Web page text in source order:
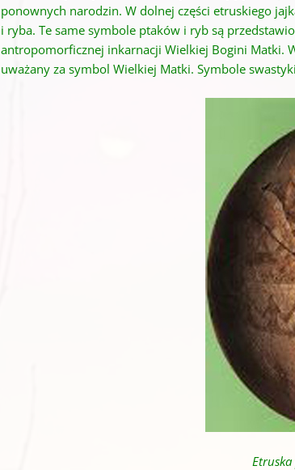
ponownych narodzin. W dolnej części etruskiego
i ryba. Te same symbole ptaków i ryb są
antropomorficznej inkarnacji Wielkiej Bogini Matki.
uważany za symbol Wielkiej Matki. Symbole